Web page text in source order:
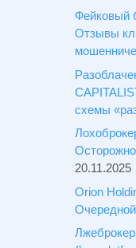
Фейковый
Отзывы
схемы
20.11.2025
Orion